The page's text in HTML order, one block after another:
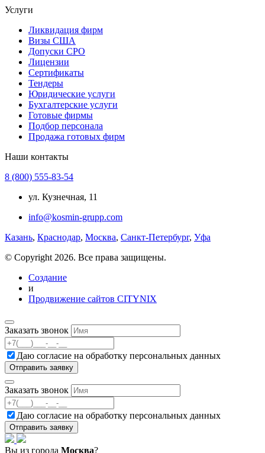
Услуги
Ликвидация фирм
Визы США
Допуски СРО
Лицензии
Сертификаты
Тендеры
Юридические услуги
Бухгалтерские услуги
Готовые фирмы
Подбор персонала
Продажа готовых фирм
Наши контакты
8 (800) 555-83-54
ул. Кузнечная, 11
info@kosmin-grupp.com
Казань, Краснодар, Москва, Санкт-Петербург, Уфа
© Copyright 2026. Все права защищены.
Создание
и
Продвижение сайтов CITYNIX
Заказать звонок
Даю согласие на обработку персональных данных
Заказать звонок
Даю согласие на обработку персональных данных
Вы из города Москва?